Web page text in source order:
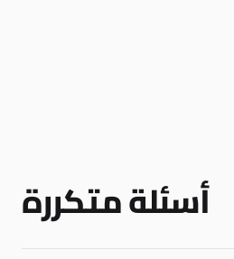
أسئلة متكررة